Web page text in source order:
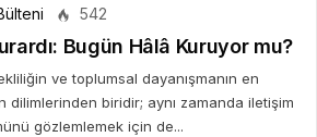
542
Bugün Hâlâ Kuruyor mu?
ve toplumsal dayanışmanın en
dilimlerinden biridir; aynı zamanda iletişim
gözlemlemek için de...